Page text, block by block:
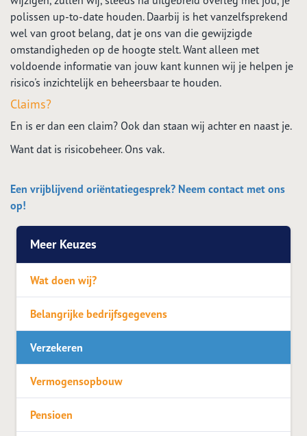
polissen up-to-date houden. Daarbij is het vanzelfsprekend
wel van groot belang, dat je ons van die gewijzigde
omstandigheden op de hoogte stelt. Want alleen met
voldoende informatie van jouw kant kunnen wij je helpen je
risico's inzichtelijk en beheersbaar te houden.
Claims?
En is er dan een claim? Ook dan staan wij achter en naast je.
Want dat is risicobeheer. Ons vak.
Een vrijblijvend oriëntatiegesprek? Neem contact met ons
op!
Meer Keuzes
Wat doen wij?
Belangrijke bedrijfsgegevens
Verzekeren
Vermogensopbouw
Pensioen